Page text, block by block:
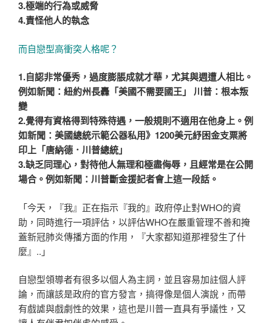
3.極端的行為或威脅
4.責怪他人的執念
而自戀型高衝突人格呢？
1.自認非常優秀，過度膨脹成就才華，尤其與週遭人相比。
例如新聞：紐約州長轟「美國不需要國王」 川普：根本叛
變
2.覺得有資格得到特殊待遇，一般規則不適用在他身上。例
如新聞：美國總統示範公器私用》1200美元紓困金支票將
印上「唐納德．川普總統」
3.缺乏同理心，對待他人無理和極盡侮辱，且經常是在公開
場合。例如新聞：川普斷金援記者會上這一段話。
「今天，『我』正在指示『我的』政府停止對WHO的資
助，同時進行一項評估，以評估WHO在嚴重管理不善和掩
蓋新冠肺炎傳播方面的作用，『大家都知道那裡發生了什
麼』..」
自戀型領導者有很多以個人為主詞，並且容易加註個人評
論，而讓該是政府的官方發言，搞得像是個人演說，而帶
有戲謔與戲劇性的效果，這也是川普一直具有爭議性，又